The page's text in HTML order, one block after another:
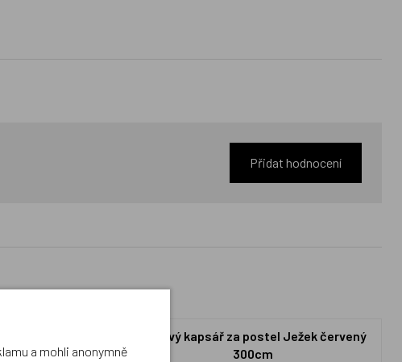
Přidat hodnocení
Rohový kapsář za postel Ježek červený
300cm
a mohli anonymně